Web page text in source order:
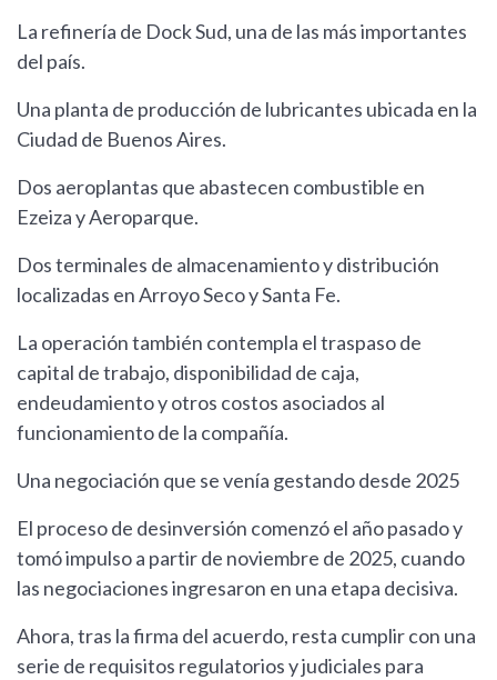
La refinería de Dock Sud, una de las más importantes
del país.
Una planta de producción de lubricantes ubicada en la
Ciudad de Buenos Aires.
Dos aeroplantas que abastecen combustible en
Ezeiza y Aeroparque.
Dos terminales de almacenamiento y distribución
localizadas en Arroyo Seco y Santa Fe.
La operación también contempla el traspaso de
capital de trabajo, disponibilidad de caja,
endeudamiento y otros costos asociados al
funcionamiento de la compañía.
Una negociación que se venía gestando desde 2025
El proceso de desinversión comenzó el año pasado y
tomó impulso a partir de noviembre de 2025, cuando
las negociaciones ingresaron en una etapa decisiva.
Ahora, tras la firma del acuerdo, resta cumplir con una
serie de requisitos regulatorios y judiciales para